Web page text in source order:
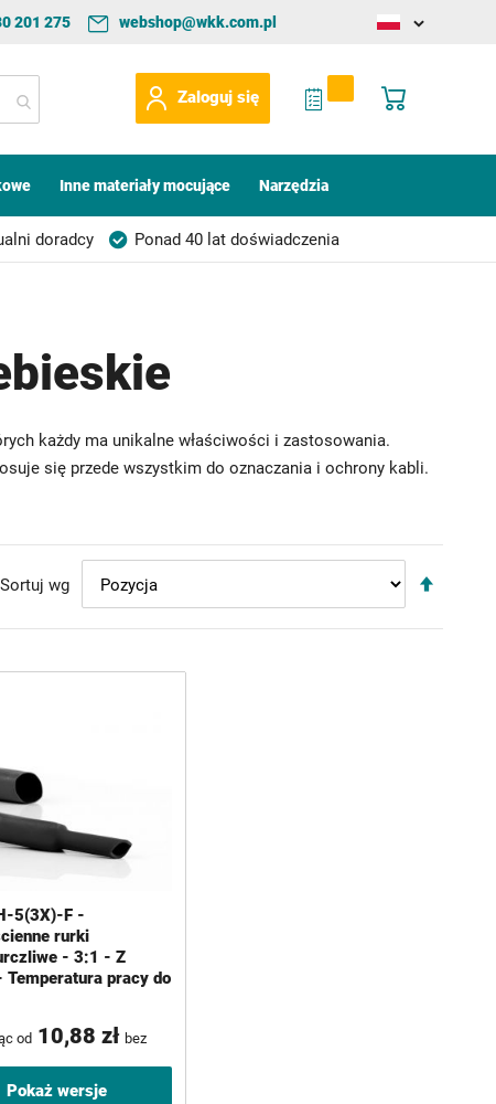
webshop@wkk.com.pl
201 275
Change
Zaloguj się
Mój koszyk
My Quote
Inne materiały mocujące Narzędzia
doradcy
Ponad 40 lat doświadczenia
każdy ma unikalne właściwości i zastosowania.
się przede wszystkim do oznaczania i ochrony kabli.
Sortuj wg
5(3X)-F -
rurki
- 3:1 - Z
Temperatura pracy do
od 10,88 zł bez
Pokaż wersje